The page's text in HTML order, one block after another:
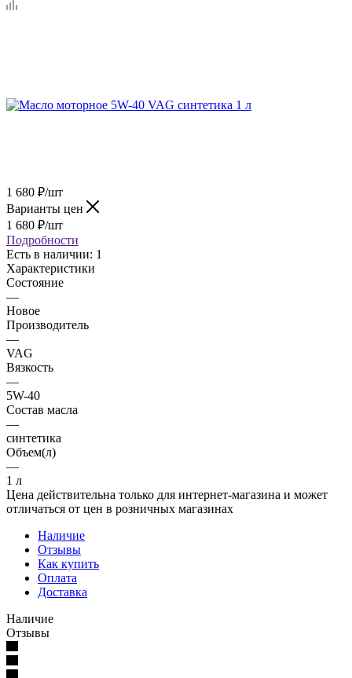
1 680 ₽/шт
Варианты цен
1 680 ₽/шт
Подробности
Есть в наличии: 1
Характеристики
Состояние
—
Новое
Производитель
—
VAG
Вязкость
—
5W-40
Состав масла
—
синтетика
Объем(л)
—
1 л
Цена действительна только для интернет-магазина и может
отличаться от цен в розничных магазинах
Наличие
Отзывы
Как купить
Оплата
Доставка
Наличие
Отзывы